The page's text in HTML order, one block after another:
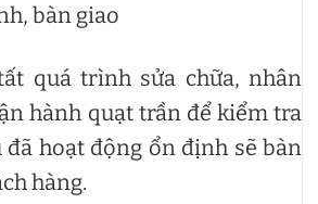
bàn giao
quá trình sửa chữa, nhân
hành quạt trần để kiểm tra
đã hoạt động ổn định sẽ bàn
hàng.